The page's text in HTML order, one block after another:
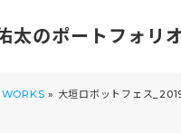
太のポートフォリ
WORKS » 大垣ロボットフェス